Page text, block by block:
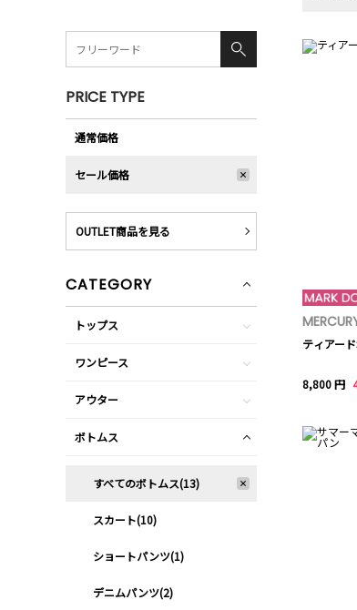
ティアー
8,800 円
PRICE TYPE
通常価格
セール価格
OUTLET商品を見る
CATEGORY
トップス
ワンピース
アウター
ボトムス
すべてのボトムス(13)
スカート(10)
ショートパンツ(1)
デニムパンツ(2)